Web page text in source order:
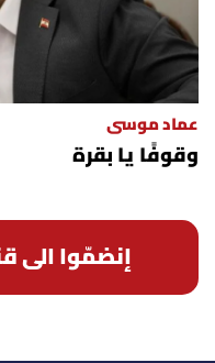
عماد موسى
وقوفًا يا بقرة
إنضمّوا الى